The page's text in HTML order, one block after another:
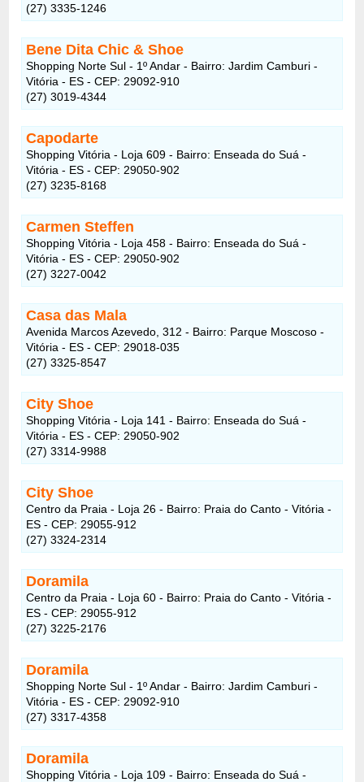
(27) 3335-1246
Bene Dita Chic & Shoe
Shopping Norte Sul - 1º Andar - Bairro: Jardim Camburi -
Vitória - ES - CEP: 29092-910
(27) 3019-4344
Capodarte
Shopping Vitória - Loja 609 - Bairro: Enseada do Suá -
Vitória - ES - CEP: 29050-902
(27) 3235-8168
Carmen Steffen
Shopping Vitória - Loja 458 - Bairro: Enseada do Suá -
Vitória - ES - CEP: 29050-902
(27) 3227-0042
Casa das Mala
Avenida Marcos Azevedo, 312 - Bairro: Parque Moscoso -
Vitória - ES - CEP: 29018-035
(27) 3325-8547
City Shoe
Shopping Vitória - Loja 141 - Bairro: Enseada do Suá -
Vitória - ES - CEP: 29050-902
(27) 3314-9988
City Shoe
Centro da Praia - Loja 26 - Bairro: Praia do Canto - Vitória -
ES - CEP: 29055-912
(27) 3324-2314
Doramila
Centro da Praia - Loja 60 - Bairro: Praia do Canto - Vitória -
ES - CEP: 29055-912
(27) 3225-2176
Doramila
Shopping Norte Sul - 1º Andar - Bairro: Jardim Camburi -
Vitória - ES - CEP: 29092-910
(27) 3317-4358
Doramila
Shopping Vitória - Loja 109 - Bairro: Enseada do Suá -